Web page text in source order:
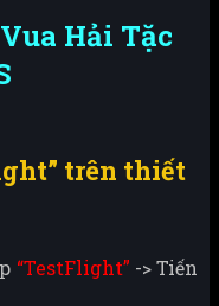
Hải Tặc
trên thiết
“TestFlight” -> Tiến